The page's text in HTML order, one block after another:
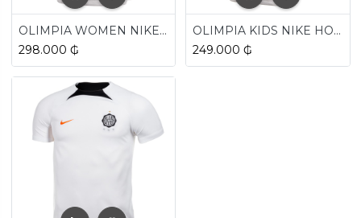
OLIMPIA WOMEN NIKE HOME SHIRT 2024
298.000 ₲
OLIMPIA KIDS NIKE HOME SHIRT 2024
249.000 ₲